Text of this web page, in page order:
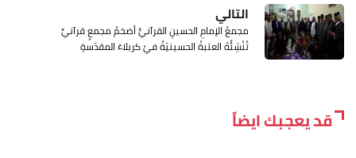
التالي
مجمعُ الإمامِ الحسينِ القرآنيُّ أضخمُ مجمعٍ قرآنيٍّ
تُنْشِئُهُ العتبةُ الحسينيّةُ فيْ كربلاءَ المقدّسةِ
قد يعجبك ايضاً